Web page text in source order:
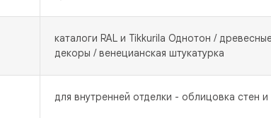
каталоги RAL и Tikkurila Однотон /
декоры / венецианская штукатурка
для внутренней отделки - облицовка стен